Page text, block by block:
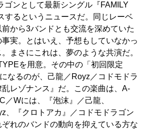
ゴンとして最新シングル『FAMILY
するというニュースだ。同じレーベ
から3バンドとも交流を深めていた
実。とはいえ、予想もしていなかっ
まさにこれは、夢のような共演だ。
を用意。その中の「初回限定
なるのが、己龍／Royz／コドモドラ
レゾナンス』だ。この楽曲は、A-
／Wには、『泡沫』／己龍、
、『クロトアカ』／コドモドラゴン
れのバンドの動向を抑えている方な